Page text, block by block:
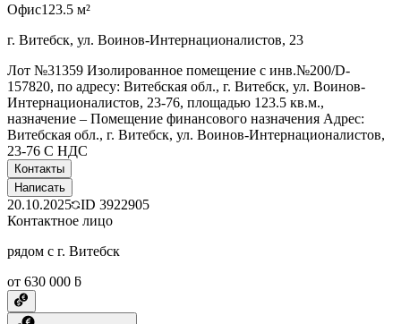
Офис123.5 м²
г. Витебск, ул. Воинов-Интернационалистов, 23
Лот №31359 Изолированное помещение с инв.№200/D-
157820, по адресу: Витебская обл., г. Витебск, ул. Воинов-
Интернационалистов, 23-76, площадью 123.5 кв.м.,
назначение – Помещение финансового назначения Адрес:
Витебская обл., г. Витебск, ул. Воинов-Интернационалистов,
23-76 C НДС
Контакты
Написать
20.10.2025 ID 3922905
Контактное лицо
рядом с г. Витебск
от 630 000 ƃ